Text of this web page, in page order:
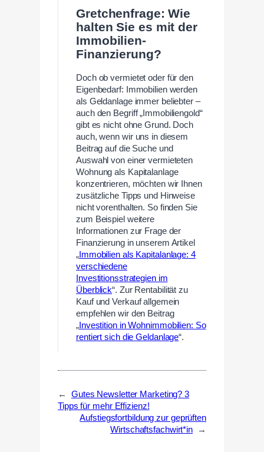
Gretchenfrage: Wie
halten Sie es mit der
Immobilien-
Finanzierung?
Doch ob vermietet oder für den
Eigenbedarf: Immobilien werden
als Geldanlage immer beliebter –
auch den Begriff „Immobiliengold“
gibt es nicht ohne Grund. Doch
auch, wenn wir uns in diesem
Beitrag auf die Suche und
Auswahl von einer vermieteten
Wohnung als Kapitalanlage
konzentrieren, möchten wir Ihnen
zusätzliche Tipps und Hinweise
nicht vorenthalten. So finden Sie
zum Beispiel weitere
Informationen zur Frage der
Finanzierung in unserem Artikel
„Immobilien als Kapitalanlage: 4
verschiedene
Investitionsstrategien im
Überblick“. Zur Rentabilität zu
Kauf und Verkauf allgemein
empfehlen wir den Beitrag
„Investition in Wohnimmobilien: So
rentiert sich die Geldanlage“.
←
Gutes Newsletter Marketing? 3
Tipps für mehr Effizienz!
Aufstiegsfortbildung zur geprüften
Wirtschaftsfachwirt*in
→